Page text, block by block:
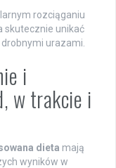
rozciąganiu
skutecznie unikać
urazami.
i
w trakcie i
dieta mają
wyników w